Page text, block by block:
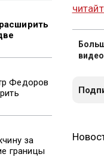
Федоров
за
границы